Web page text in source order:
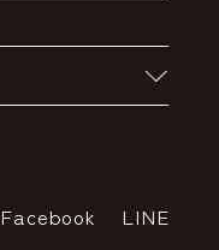
Facebook LINE